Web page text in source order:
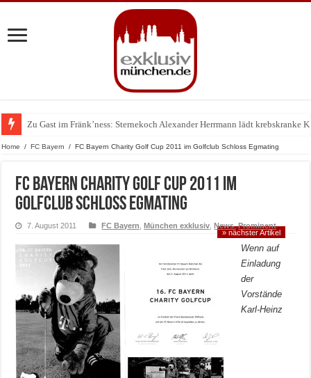
Zu Gast im Fränk’ness: Sternekoch Alexander Herrmann lädt krebskranke
Warum München gerade zum Treffpunkt der Lingerie-Branche wurde
Home / FC Bayern / FC Bayern Charity Golf Cup 2011 im Golfclub Schloss Egmating
FC Bayern Charity Golf Cup 2011 im
Golfclub Schloss Egmating
7. August 2011 FC Bayern ,München exklusiv ,News,Prominent
» nächster Artikel
Wenn auf
Einladung
der
Vorstände
Karl-Heinz